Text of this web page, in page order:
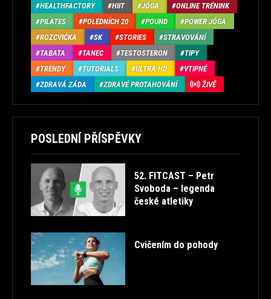
HEALTHFACTORY
HIIT JÓGA
ONLINE TRÉNINK
PILATES
POLEDNÍCH 20 POUND
POWER JÓGA
ROZCVIČKA
SK STORIES
STRAVOVÁNÍ
TABATA
TANEC TESTOSTERON
TIPY
TRENDY
TUTORIALS ULTRA HD
VTIPNÉ
ZDRAVÁ ZÁDA
ZDRAVÉ PROTAHOVÁNÍ ŽIVĚ
POSLEDNÍ PŘÍSPĚVKY
52. FITCAST – Petr
Svoboda – legenda
české atletiky
Cvičením do pohody